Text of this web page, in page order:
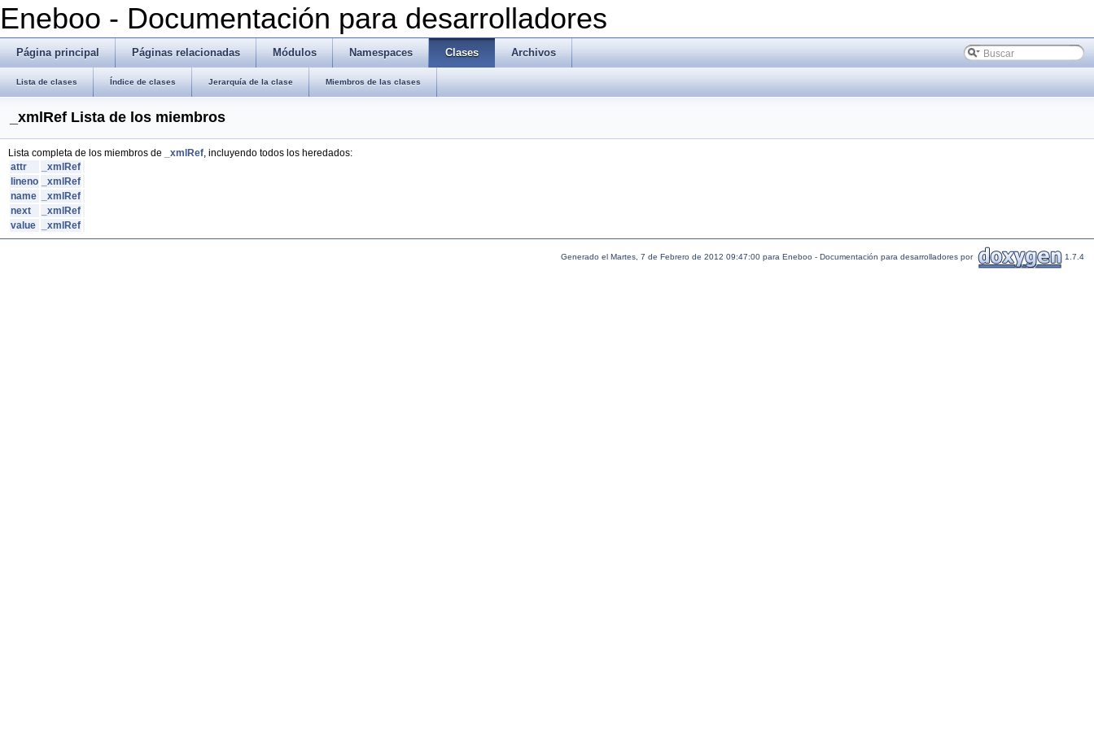
Eneboo - Documentación para desarrolladores
Página principal Páginas relacionadas Módulos Namespaces Clases Archivos
Lista de clases Índice de clases Jerarquía de la clase Miembros de las clases
_xmlRef Lista de los miembros
Lista completa de los miembros de _xmlRef, incluyendo todos los heredados:
attr
_xmlRef
lineno
_xmlRef
name
_xmlRef
next
_xmlRef
value
_xmlRef
Generado el Martes, 7 de Febrero de 2012 09:47:00 para Eneboo - Documentación para desarrolladores por 1.7.4